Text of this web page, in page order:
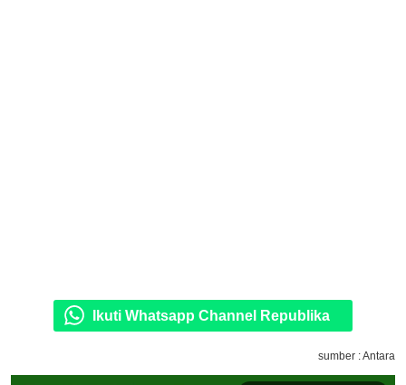
Ikuti Whatsapp Channel Republika
sumber : Antara